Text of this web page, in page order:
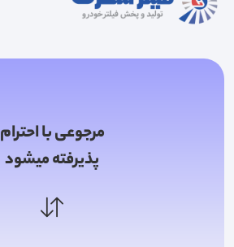
مرجوعی با احترام
پذیرفته میشود